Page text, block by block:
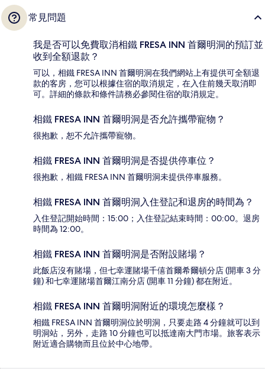
常見問題
我是否可以免費取消相鐵 FRESA INN 首爾明洞的預訂並
收到全額退款？
可以，相鐵 FRESA INN 首爾明洞在我們網站上有提供可全額退
款的客房，您可以根據住宿的取消規定，在入住前幾天取消即
可。詳細的條款和條件請務必參閱住宿的取消規定。
相鐵 FRESA INN 首爾明洞是否允許攜帶寵物？
很抱歉，恕不允許攜帶寵物。
相鐵 FRESA INN 首爾明洞是否提供停車位？
很抱歉，相鐵 FRESA INN 首爾明洞未提供停車服務。
相鐵 FRESA INN 首爾明洞入住登記和退房的時間為？
入住登記開始時間：15:00；入住登記結束時間：00:00。退房
時間為 12:00。
相鐵 FRESA INN 首爾明洞是否附設賭場？
此飯店沒有賭場，但七幸運賭場千僖首爾希爾頓分店 (開車 3 分
鐘) 和七幸運賭場首爾江南分店 (開車 11 分鐘) 都在附近。
相鐵 FRESA INN 首爾明洞附近的環境怎麼樣？
相鐵 FRESA INN 首爾明洞位於明洞，只要走路 4 分鐘就可以到
明洞站，另外，走路 10 分鐘也可以抵達南大門市場。旅客表示
附近適合購物而且位於中心地帶。